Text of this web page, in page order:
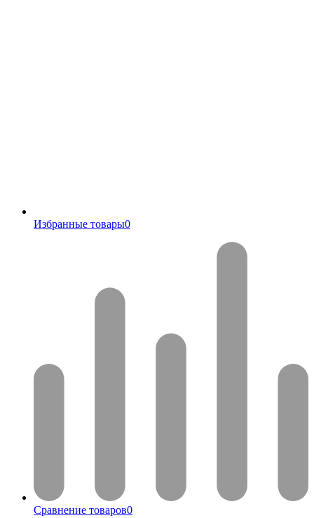
Избранные товары0
Сравнение товаров0